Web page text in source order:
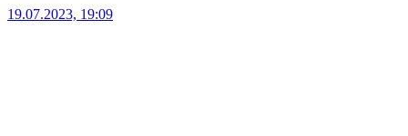
19.07.2023, 19:09